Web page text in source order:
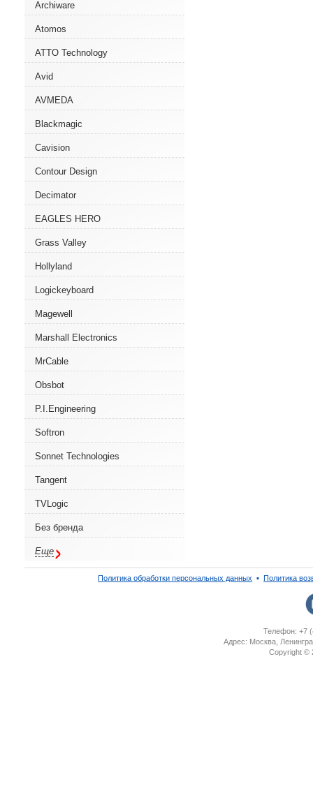
Archiware
Atomos
ATTO Technology
Avid
AVMEDA
Blackmagic
Cavision
Contour Design
Decimator
EAGLES HERO
Grass Valley
Hollyland
Logickeyboard
Magewell
Marshall Electronics
MrCable
Obsbot
P.I.Engineering
Softron
Sonnet Technologies
Tangent
TVLogic
Без бренда
Еще
Политика обработки персональных данных ▪ Политика
Телефон: +7
Адрес: Москва,
Copyright ©